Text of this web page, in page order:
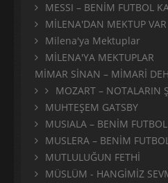
MESSI – BENİM FUTBOL
MİLENA'DAN MEKTUP VAR
Milena'ya Mektuplar
MİLENA'YA MEKTUPLAR
MİMAR SİNAN – MİMARİ
MOZART – NOTALARIN
MUHTEŞEM GATSBY
MUSIALA – BENİM
MUSLERA – BENİM
MUTLULUĞUN FETHİ
MÜSLÜM - HANGİMİZ